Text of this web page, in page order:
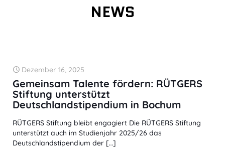
NEWS
Dezember 16, 2025
Gemeinsam Talente fördern: RÜTGERS
Stiftung unterstützt
Deutschlandstipendium in Bochum
RÜTGERS Stiftung bleibt engagiert Die RÜTGERS Stiftung
unterstützt auch im Studienjahr 2025/26 das
Deutschlandstipendium der […]